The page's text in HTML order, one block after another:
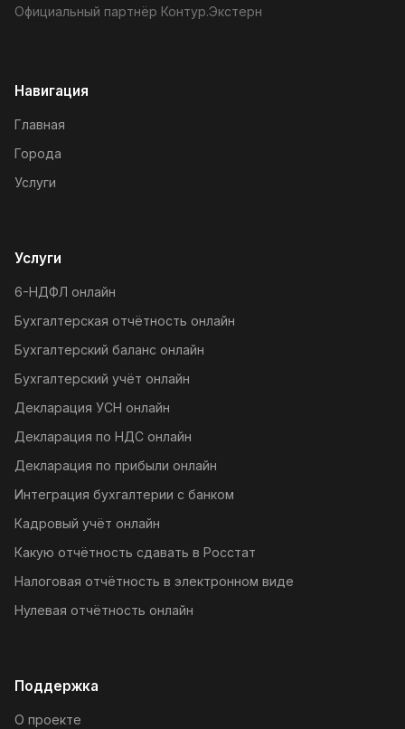
Официальный партнёр Контур.Экстерн
Навигация
Главная
Города
Услуги
Услуги
6-НДФЛ онлайн
Бухгалтерская отчётность онлайн
Бухгалтерский баланс онлайн
Бухгалтерский учёт онлайн
Декларация УСН онлайн
Декларация по НДС онлайн
Декларация по прибыли онлайн
Интеграция бухгалтерии с банком
Кадровый учёт онлайн
Какую отчётность сдавать в Росстат
Налоговая отчётность в электронном виде
Нулевая отчётность онлайн
Поддержка
О проекте